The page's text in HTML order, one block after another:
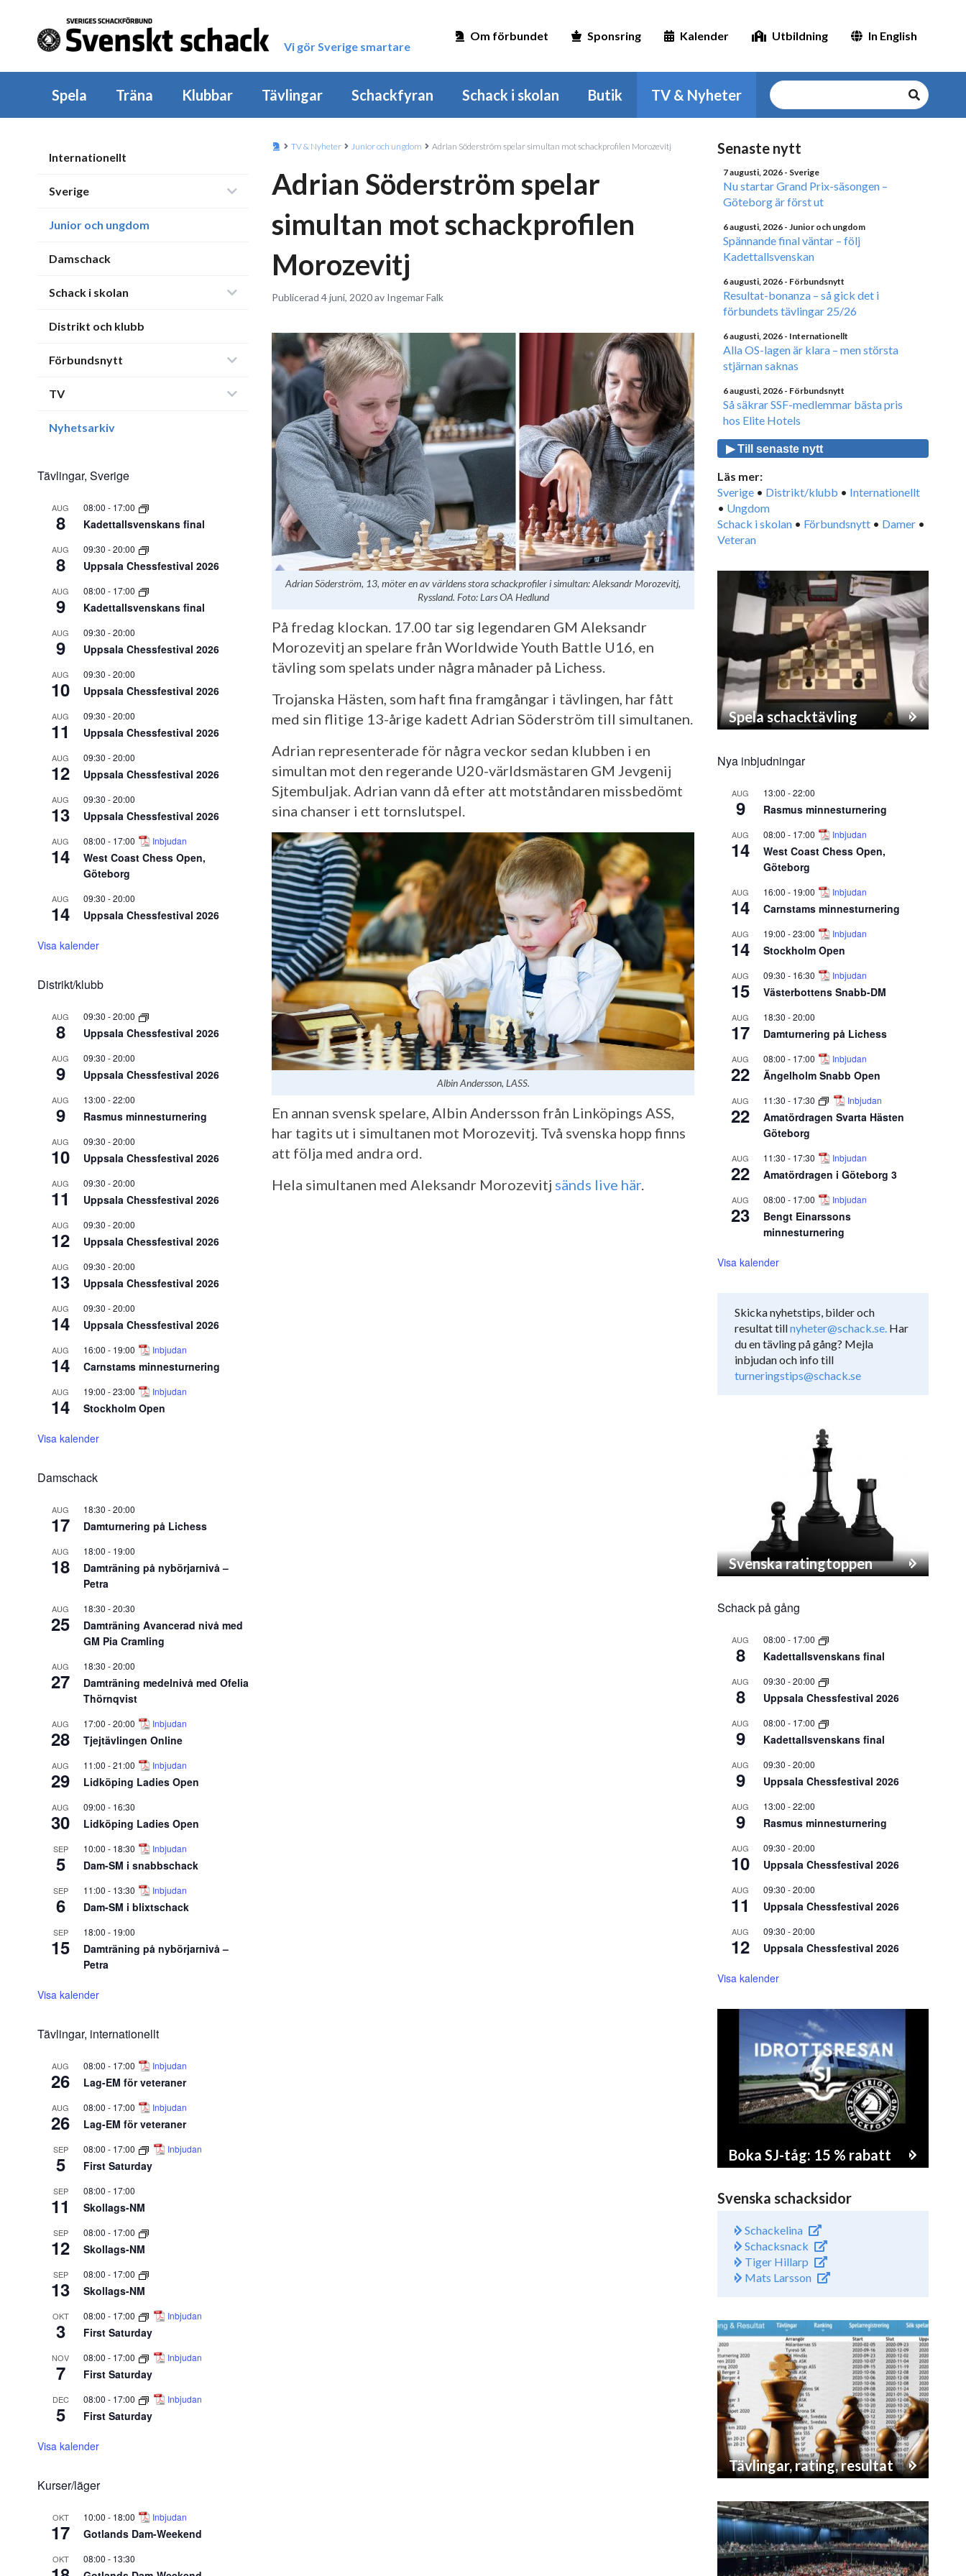
Vi gör Sverige smartare
Om förbundet Sponsring Kalender Utbildning In English
Spela Träna Klubbar Tävlingar Schackfyran Schack i skolan Butik TV & Nyheter
Internationellt
Sverige
Junior och ungdom
Damschack
Schack i skolan
Distrikt och klubb
Förbundsnytt
TV
Nyhetsarkiv
Tävlingar, Sverige
AUG
8
08:00 - 17:00
Kadettallsvenskans final
AUG
8
09:30 -20:00
Uppsala Chessfestival 2026
AUG
9
08:00 - 17:00
Kadettallsvenskans final
AUG
9
09:30 -20:00
Uppsala Chessfestival 2026
AUG
10
09:30 -20:00
Uppsala Chessfestival 2026
AUG
11
09:30 -20:00
Uppsala Chessfestival 2026
AUG
12
09:30 -20:00
Uppsala Chessfestival 2026
AUG
13
09:30 -20:00
Uppsala Chessfestival 2026
AUG
14
08:00 - 17:00 Inbjudan
West Coast Chess Open,
Göteborg
AUG
14
09:30 -20:00
Uppsala Chessfestival 2026
Visa kalender
Distrikt/klubb
AUG
8
09:30 -20:00
Uppsala Chessfestival 2026
AUG
9
09:30 -20:00
Uppsala Chessfestival 2026
AUG
9
13:00 -22:00
Rasmus minnesturnering
AUG
10
09:30 -20:00
Uppsala Chessfestival 2026
AUG
11
09:30 -20:00
Uppsala Chessfestival 2026
AUG
12
09:30 -20:00
Uppsala Chessfestival 2026
AUG
13
09:30 -20:00
Uppsala Chessfestival 2026
AUG
14
09:30 -20:00
Uppsala Chessfestival 2026
AUG
14
16:00 - 19:00 Inbjudan
Carnstams minnesturnering
AUG
14
19:00 -23:00 Inbjudan
Stockholm Open
Visa kalender
Damschack
AUG
17
18:30 -20:00
Damturnering på Lichess
AUG
18
18:00 - 19:00
Damträning på nybörjarnivå –
Petra
AUG
25
18:30 -20:30
Damträning Avancerad nivå med
GM Pia Cramling
AUG
27
18:30 -20:00
Damträning medelnivå med Ofelia
Thörnqvist
AUG
28
17:00 -20:00 Inbjudan
Tjejtävlingen Online
AUG
29
11:00 -21:00 Inbjudan
Lidköping Ladies Open
AUG
30
09:00 - 16:30
Lidköping Ladies Open
SEP
5
10:00 - 18:30 Inbjudan
Dam-SM i snabbschack
SEP
6
11:00 - 13:30 Inbjudan
Dam-SM i blixtschack
SEP
15
18:00 - 19:00
Damträning på nybörjarnivå –
Petra
Visa kalender
Tävlingar, internationellt
AUG
26
08:00 - 17:00 Inbjudan
Lag-EM för veteraner
AUG
26
08:00 - 17:00 Inbjudan
Lag-EM för veteraner
SEP
5
08:00 - 17:00 Inbjudan
First Saturday
SEP
11
08:00 - 17:00
Skollags-NM
SEP
12
08:00 - 17:00
Skollags-NM
SEP
13
08:00 - 17:00
Skollags-NM
OKT
3
08:00 - 17:00 Inbjudan
First Saturday
NOV
7
08:00 - 17:00 Inbjudan
First Saturday
DEC
5
08:00 - 17:00 Inbjudan
First Saturday
Visa kalender
Kurser/läger
OKT
17
10:00 - 18:00 Inbjudan
Gotlands Dam-Weekend
OKT 08:00 - 13:30
TV & Nyheter Junior och ungdom Adrian Söderström spelar simultan mot schackprofilen Morozevitj
Adrian Söderström spelar
simultan mot schackprofilen
Morozevitj
Publicerad 4 juni, 2020 av Ingemar Falk
Adrian Söderström, 13, möter en av världens stora schackprofiler i simultan: Aleksandr Morozevitj,
Ryssland. Foto: Lars OA Hedlund
På fredag klockan. 17.00 tar sig legendaren GM Aleksandr
Morozevitj an spelare från Worldwide Youth Battle U16, en
tävling som spelats under några månader på Lichess.
Trojanska Hästen, som haft fina framgångar i tävlingen, har fått
med sin flitige 13-årige kadett Adrian Söderström till simultanen.
Adrian representerade för några veckor sedan klubben i en
simultan mot den regerande U20-världsmästaren GM Jevgenij
Sjtembuljak. Adrian vann då efter att motståndaren missbedömt
sina chanser i ett tornslutspel.
Albin Andersson, LASS.
En annan svensk spelare, Albin Andersson från Linköpings ASS,
har tagits ut i simultanen mot Morozevitj. Två svenska hopp finns
att följa med andra ord.
Hela simultanen med Aleksandr Morozevitj sänds live här.
Senaste nytt
7 augusti, 2026 - Sverige
Nu startar Grand Prix-säsongen –
Göteborg är först ut
6 augusti, 2026 - Junior och ungdom
Spännande final väntar – följ
Kadettallsvenskan
6 augusti, 2026 - Förbundsnytt
Resultat-bonanza – så gick det i
förbundets tävlingar 25/26
6 augusti, 2026 - Internationellt
Alla OS-lagen är klara – men största
stjärnan saknas
6 augusti, 2026 - Förbundsnytt
Så säkrar SSF-medlemmar bästa pris
hos Elite Hotels
▶ Till senaste nytt
Läs mer:
Sverige • Distrikt/klubb • Internationellt
• Ungdom
Schack i skolan • Förbundsnytt • Damer •
Veteran
Spela schacktävling
Nya inbjudningar
AUG
9
13:00 -22:00
Rasmus minnesturnering
AUG
14
08:00 - 17:00 Inbjudan
West Coast Chess Open,
Göteborg
AUG
14
16:00 - 19:00 Inbjudan
Carnstams minnesturnering
AUG
14
19:00 -23:00 Inbjudan
Stockholm Open
AUG
15
09:30 - 16:30 Inbjudan
Västerbottens Snabb-DM
AUG
17
18:30 -20:00
Damturnering på Lichess
AUG
22
08:00 - 17:00 Inbjudan
Ängelholm Snabb Open
AUG
22
11:30 - 17:30 Inbjudan
Amatördragen Svarta Hästen
Göteborg
AUG
22
11:30 - 17:30 Inbjudan
Amatördragen i Göteborg 3
AUG
23
08:00 - 17:00 Inbjudan
Bengt Einarssons
minnesturnering
Visa kalender
Skicka nyhetstips, bilder och
resultat tillnyheter@schack.se. Har
du en tävling på gång? Mejla
inbjudan och info till
turneringstips@schack.se
Svenska ratingtoppen
Schack på gång
AUG
8
08:00 - 17:00
Kadettallsvenskans final
AUG
8
09:30 -20:00
Uppsala Chessfestival 2026
AUG
9
08:00 - 17:00
Kadettallsvenskans final
AUG
9
09:30 -20:00
Uppsala Chessfestival 2026
AUG
9
13:00 -22:00
Rasmus minnesturnering
AUG
10
09:30 -20:00
Uppsala Chessfestival 2026
AUG
11
09:30 -20:00
Uppsala Chessfestival 2026
AUG
12
09:30 -20:00
Uppsala Chessfestival 2026
Visa kalender
Boka SJ-tåg: 15 % rabatt
Svenska schacksidor
Schackelina
Schacksnack
Tiger Hillarp
Mats Larsson
Tävlingar, rating, resultat